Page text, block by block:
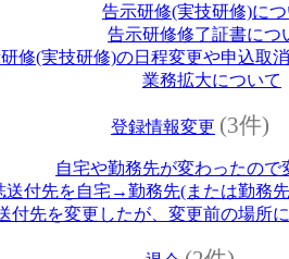
告示研修(実技研修)につ
告示研修修了証書につ
修(実技研修)の日程変更や申込取
業務拡大について
登録情報変更 (3件)
自宅や勤務先が変わったので
送付先を自宅→勤務先(または勤務
付先を変更したが、変更前の場所